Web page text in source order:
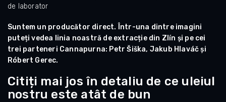
de laborator
Suntem un producător direct. Într-una dintre imagini
puteți vedea linia noastră de extracție din Zlín și pe cei
trei parteneri Cannapurna: Petr Šiška, Jakub Hlaváč și
Róbert Gerec.
Citiți mai jos în detaliu de ce uleiul
nostru este atât de bun